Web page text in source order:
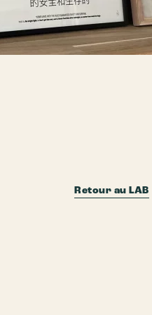
Retour au LAB